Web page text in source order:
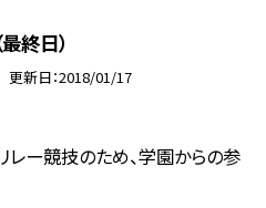
終日）
更新日 2018/01/17
レー競技のため、学園からの参